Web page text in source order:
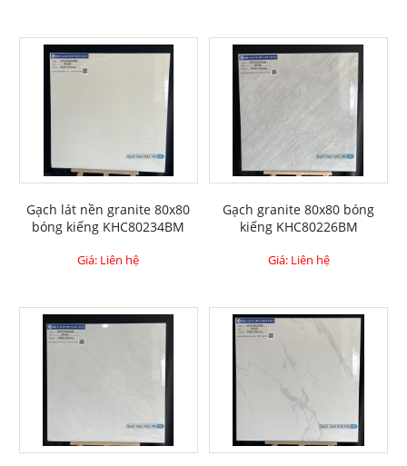
Gạch lát nền granite 80x80
bóng kiếng KHC80234BM
Giá: Liên hệ
Gạch granite 80x80 bóng
kiếng KHC80226BM
Giá: Liên hệ